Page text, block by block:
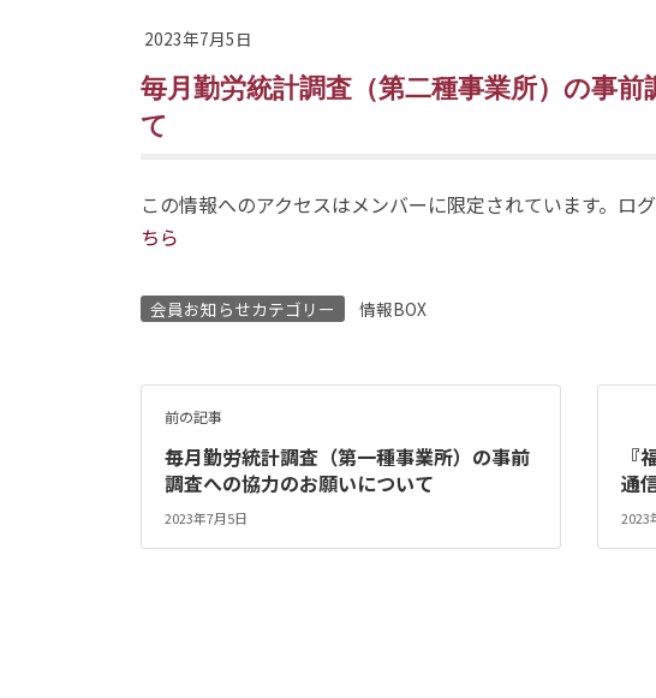
2023年7月5日
毎月勤労統計調査（第二種事業所）の事前調査への調査協力依頼につい
て
この情報へのアクセスはメンバーに限定されています。ロ
ちら
会員お知らせカテゴリー 情報BOX
前の記事
毎月勤労統計調査（第一種事業所）の事前
調査への協力のお願いについて
2023年7月5日
『
通
2023